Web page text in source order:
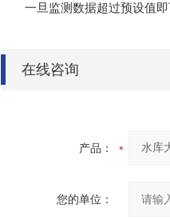
一旦监测数据超过预设值
在线咨询
产品：
您的单位：